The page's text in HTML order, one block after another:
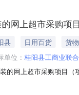
网上超市采购项
县 日用百货
货物
单位： 桂阳县工商业联
的网上超市采购项目
止时间:-二、采购单